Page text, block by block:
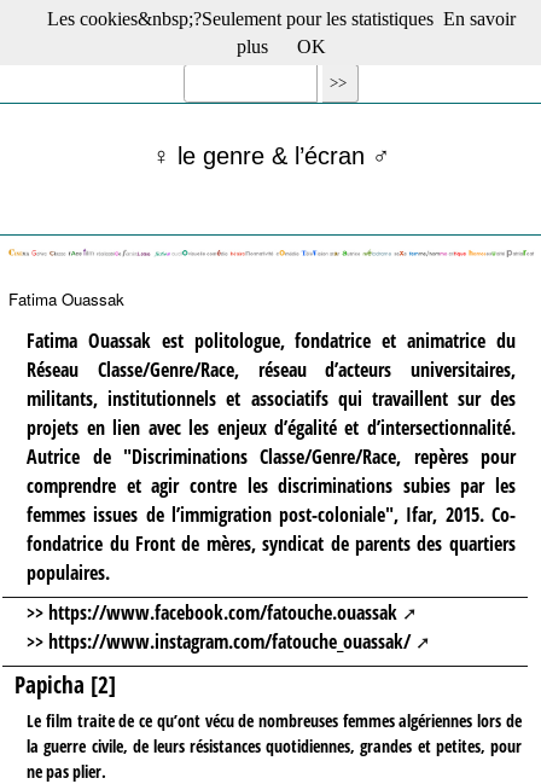
☰ Menu
Films récents
Films -TV/plates-formes
Archives
Actu : "La Nouvelle Vague"
S’abonner à la Lettre !
♀ le genre & l’écran ♂
Fatima Ouassak
Fatima Ouassak est politologue, fondatrice et animatrice du
Réseau Classe/Genre/Race, réseau d’acteurs universitaires,
militants, institutionnels et associatifs qui travaillent sur des
projets en lien avec les enjeux d’égalité et d’intersectionnalité.
Autrice de "Discriminations Classe/Genre/Race, repères pour
comprendre et agir contre les discriminations subies par les
femmes issues de l’immigration post-coloniale", Ifar, 2015. Co-
fondatrice du Front de mères, syndicat de parents des quartiers
populaires.
>>https://www.facebook.com/fatouche.ouassak
>>https://www.instagram.com/fatouche_ouassak/
Papicha [2]
Le film traite de ce qu’ont vécu de nombreuses femmes algériennes lors de
la guerre civile, de leurs résistances quotidiennes, grandes et petites, pour
ne pas plier.
Les cookies&nbsp;?Seulement pour les statistiques En savoir
plus
OK